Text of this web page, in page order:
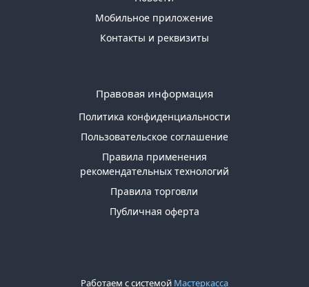
Мобильное приложение
Контакты и реквизиты
Правовая информация
Политика конфиденциальности
Пользовательское соглашение
Правила применения
рекомендательных технологий
Правила торговли
Публичная оферта
Работаем с системой Мастеркасса